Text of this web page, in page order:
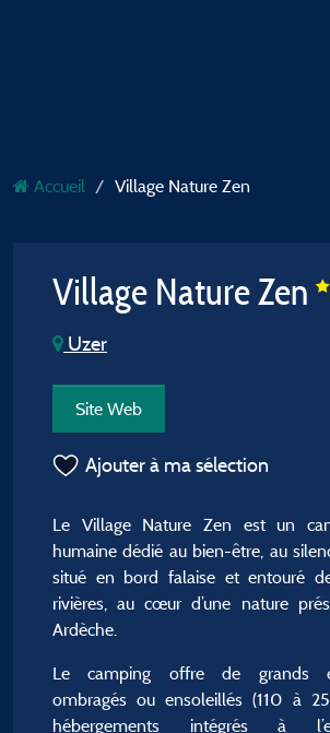
Accueil Village Nature Zen
Village Nature Zen
Uzer
Site Web
Ajouter à ma sélection
Le Village Nature Zen est un
humaine dédié au bien-être, au
situé en bord falaise et entouré
rivières, au cœur d’une nature
Ardèche.
Le camping offre de grands
ombragés ou ensoleillés (110 à
hébergements intégrés à